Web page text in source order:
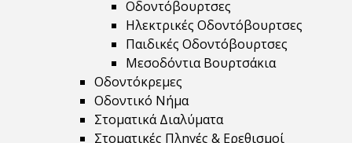
Οδοντόβουρτσες
Ηλεκτρικές Οδοντόβουρτσες
Παιδικές Οδοντόβουρτσες
Μεσοδόντια Βουρτσάκια
Οδοντόκρεμες
Οδοντικό Νήμα
Στοματικά Διαλύματα
Στοματικές Πληγές & Ερεθισμοί